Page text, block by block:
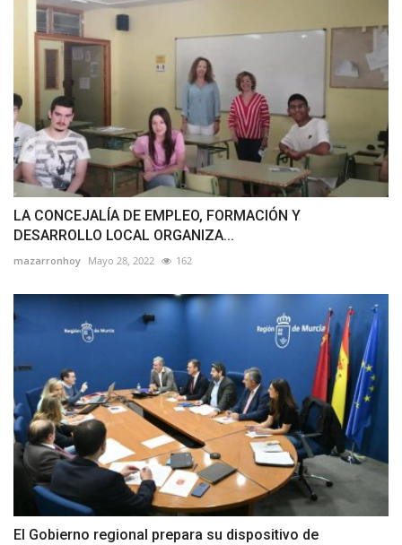
LA CONCEJALÍA DE EMPLEO, FORMACIÓN Y
DESARROLLO LOCAL ORGANIZA...
mazarronhoy Mayo 28, 2022 162
El Gobierno regional prepara su dispositivo de